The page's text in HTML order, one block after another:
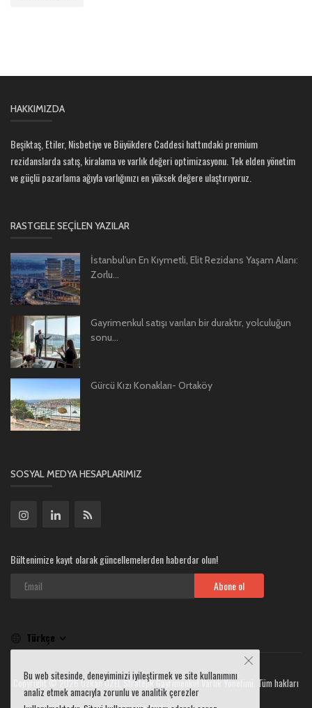
HAKKIMIZDA
Beşiktaş, Etiler, Nisbetiye ve Büyükdere Caddesi hattındaki premium
rezidanslarda satış, kiralama ve varlık değeri optimizasyonu. Tek elden yönetim
ve güçlü pazarlama ağıyla varlığınızı en yüksek değere ulaştırıyoruz.
RASTGELE SEÇILEN YAZILAR
İstanbul’un En Kıymetli, Elit Rezidans Yaşam Alanı:
Zorlu...
Gayrimenkul satışı varılan bir duraktır, yolculuğun
sonu...
Gürcü Kızı Konakları- Ortaköy
SOSYAL MEDYA HESAPLARIMIZ
Bültenimize kayıt olarak güncellemelerden haberdar olun!
Abone ol
Türkçe
Copyright © 2026 Özkan ÖZEL Stratejik Gayrimenkul Varlık Yönetimi. Tüm hakları
Bu web sitesinde, deneyiminizi iyileştirmek ve site kullanımını
analiz etmek amacıyla zorunlu ve analitik çerezler